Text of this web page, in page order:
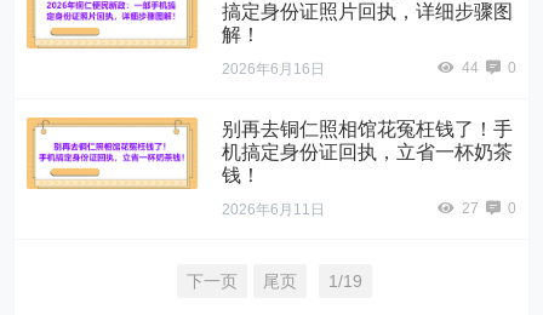
搞定身份证照片回执，详细步骤图
解！
2026年6月16日 44 0
别再去铜仁照相馆花冤枉钱了！手
机搞定身份证回执，立省一杯奶茶
钱！
2026年6月11日 27 0
下一页 尾页 1/19